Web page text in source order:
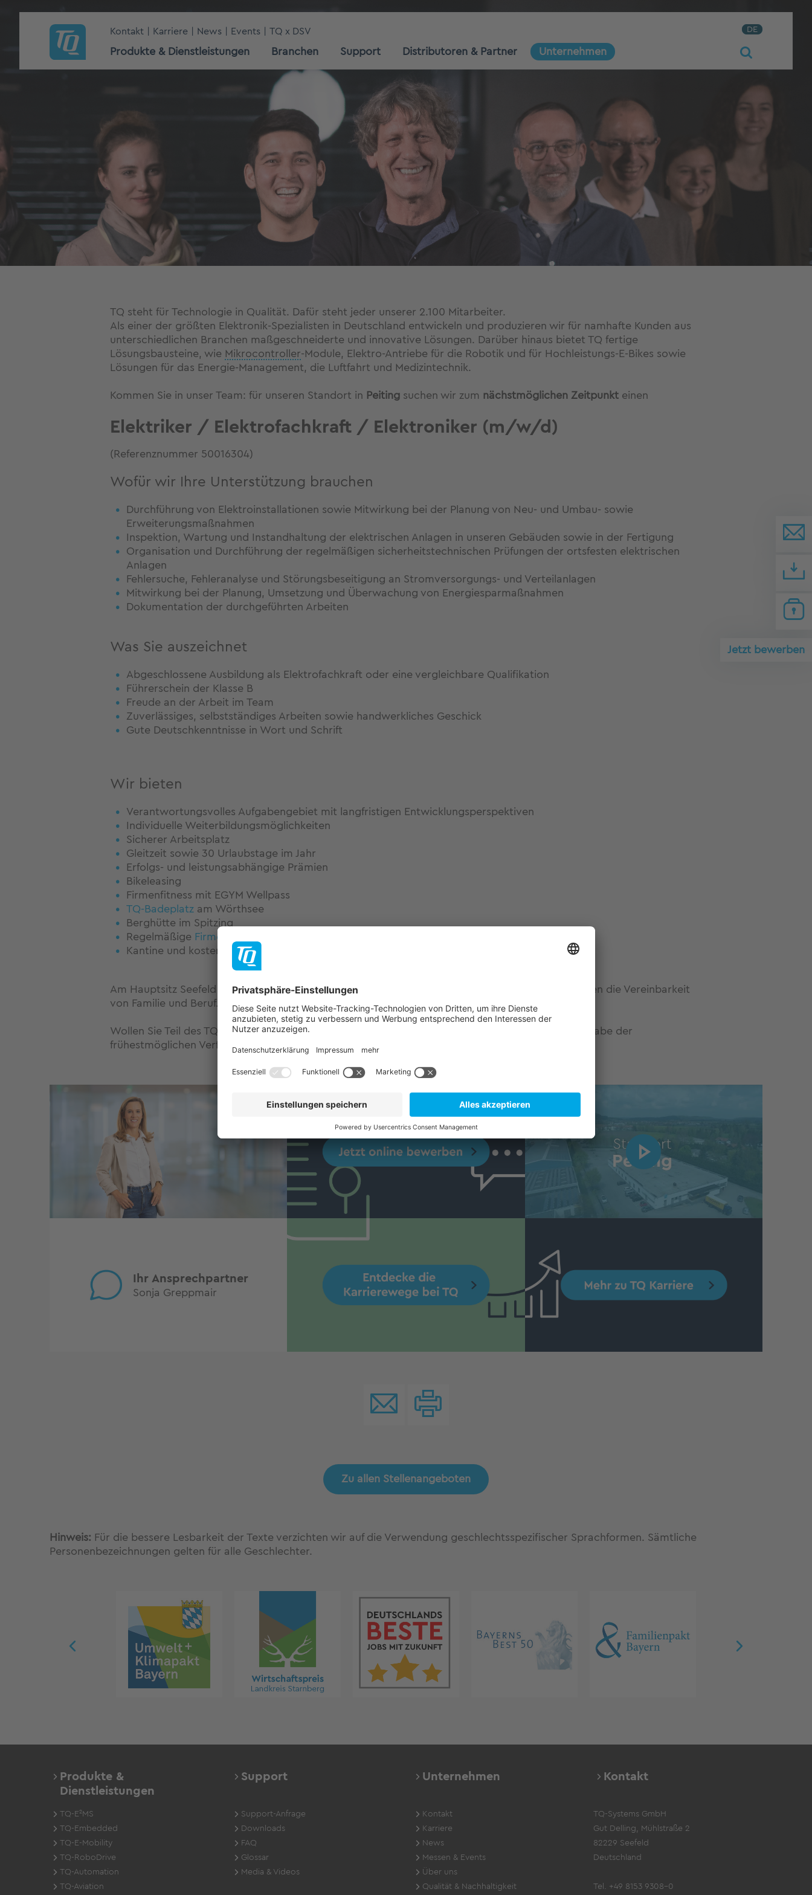
Kontakt Karriere News Events TQ x DSV DE
Produkte & Dienstleistungen Branchen Support Distributoren & Partner Unternehmen
TQ steht für Technologie in Qualität. Dafür steht jeder unserer 2.100 Mitarbeiter.
Als einer der größten Elektronik-Spezialisten in Deutschland entwickeln und produzieren wir für namhafte Kunden aus
unterschiedlichen Branchen maßgeschneiderte und innovative Lösungen. Darüber hinaus bietet TQ fertige
Lösungsbausteine, wie Mikrocontroller-Module, Elektro-Antriebe für die Robotik und für Hochleistungs-E-Bikes sowie
Lösungen für das Energie-Management, die Luftfahrt und Medizintechnik.
Kommen Sie in unser Team: für unseren Standort in Peiting suchen wir zum nächstmöglichen Zeitpunkt einen
Elektriker / Elektrofachkraft / Elektroniker (m/w/d)
(Referenznummer 50016304)
Wofür wir Ihre Unterstützung brauchen
Durchführung von Elektroinstallationen sowie Mitwirkung bei der Planung von Neu- und Umbau- sowie
Erweiterungsmaßnahmen
Inspektion, Wartung und Instandhaltung der elektrischen Anlagen in unseren Gebäuden sowie in der Fertigung
Organisation und Durchführung der regelmäßigen sicherheitstechnischen Prüfungen der ortsfesten elektrischen
Anlagen
Fehlersuche, Fehleranalyse und Störungsbeseitigung an Stromversorgungs- und Verteilanlagen
Mitwirkung bei der Planung, Umsetzung und Überwachung von Energiesparmaßnahmen
Dokumentation der durchgeführten Arbeiten
Was Sie auszeichnet
Abgeschlossene Ausbildung als Elektrofachkraft oder eine vergleichbare Qualifikation
Führerschein der Klasse B
Freude an der Arbeit im Team
Zuverlässiges, selbstständiges Arbeiten sowie handwerkliches Geschick
Gute Deutschkenntnisse in Wort und Schrift
Wir bieten
Verantwortungsvolles Aufgabengebiet mit langfristigen Entwicklungsperspektiven
Individuelle Weiterbildungsmöglichkeiten
Sicherer Arbeitsplatz
Gleitzeit sowie 30 Urlaubstage im Jahr
Erfolgs- und leistungsabhängige Prämien
Bikeleasing
Firmenfitness mit EGYM Wellpass
TQ-Badeplatz am Wörthsee
Berghütte im Spitzing
Regelmäßige Firmenevents
Kantine und kostenfreie Getränke
Am Hauptsitz Seefeld / Delling unterstützen eine betriebseigene Kinderkrippe und ein Kindergarten die Vereinbarkeit
von Familie und Beruf.
Wollen Sie Teil des TQ-Teams sein? Bitte bewerben Sie sich mit unserem Onlineformular unter Angabe der
frühestmöglichen Verfügbarkeit sowie des Gehaltswunsches.
Ihr Ansprechpartner
Sonja Greppmair
Zu allen Stellenangeboten
Hinweis: Für die bessere Lesbarkeit der Texte verzichten wir auf die Verwendung geschlechtsspezifischer Sprachformen. Sämtliche
Personenbezeichnungen gelten für alle Geschlechter.
Produkte &
Dienstleistungen
TQ-E²MS
TQ-Embedded
TQ-E-Mobility
TQ-RoboDrive
TQ-Automation
TQ-Aviation
Support
Support-Anfrage
Downloads
FAQ
Glossar
Media & Videos
Unternehmen
Kontakt
Karriere
News
Messen & Events
Über uns
Qualität & Nachhaltigkeit
Kontakt
TQ-Systems GmbH
Gut Delling, Mühlstraße 2
82229 Seefeld
Deutschland
Tel. +49 8153 9308-0
Jetzt bewerben